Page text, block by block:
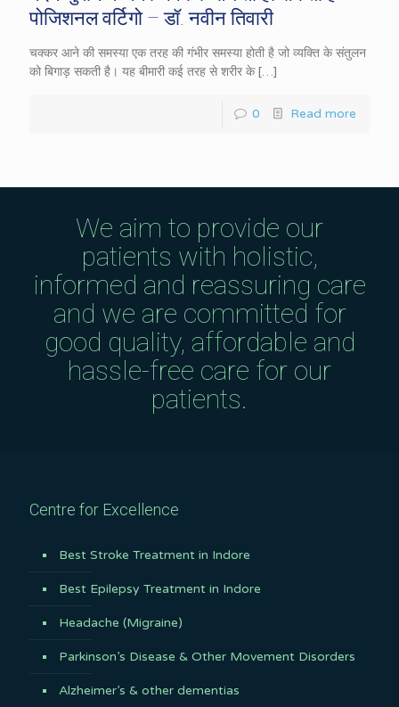
पोजिशनल वर्टिगो – डॉ. नवीन तिवारी
चक्कर आने की समस्या एक तरह की गंभीर समस्या होती है जो व्यक्ति के संतुलन
को बिगाड़ सकती है। यह बीमारी कई तरह से शरीर के[…]
0 Read more
We aim to provide our
patients with holistic,
informed and reassuring care
and we are committed for
good quality, affordable and
hassle-free care for our
patients.
Centre for Excellence
Best Stroke Treatment in Indore
Best Epilepsy Treatment in Indore
Headache (Migraine)
Parkinson’s Disease & Other Movement Disorders
Alzheimer’s & other dementias